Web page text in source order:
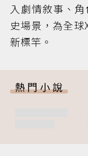
入劇情敘事、
史場景，為全
新標竿。
熱門小說